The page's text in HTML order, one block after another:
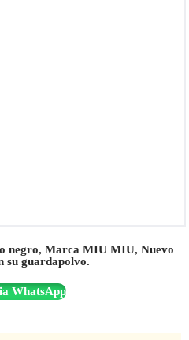
negro, Marca MIU MIU, Nuevo
su guardapolvo.
WhatsApp